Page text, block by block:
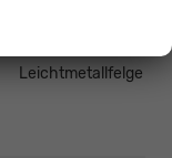
Leichtmetallfelge